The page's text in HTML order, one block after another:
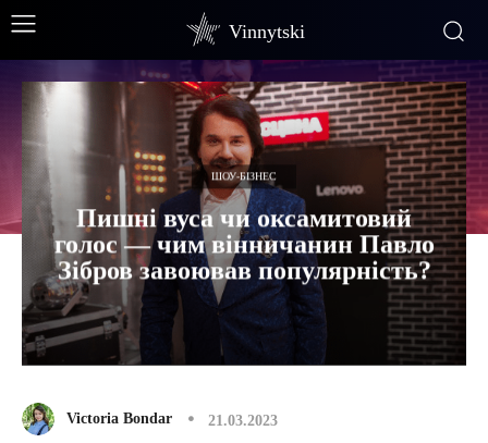
Vinnytski
ШОУ-БІЗНЕС
Пишні вуса чи оксамитовий
голос — чим вінничанин Павло
Зібров завоював популярність?
Victoria Bondar 21.03.2023